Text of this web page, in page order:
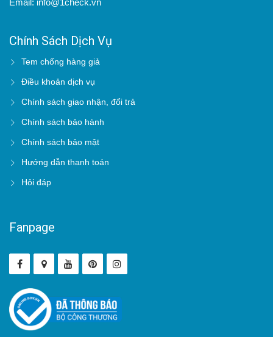
Email: info@1check.vn
Chính Sách Dịch Vụ
Tem chống hàng giả
Điều khoản dịch vụ
Chính sách giao nhận, đổi trả
Chính sách bảo hành
Chính sách bảo mật
Hướng dẫn thanh toán
Hỏi đáp
Fanpage